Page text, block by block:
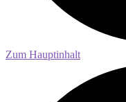
Zum Hauptinhalt